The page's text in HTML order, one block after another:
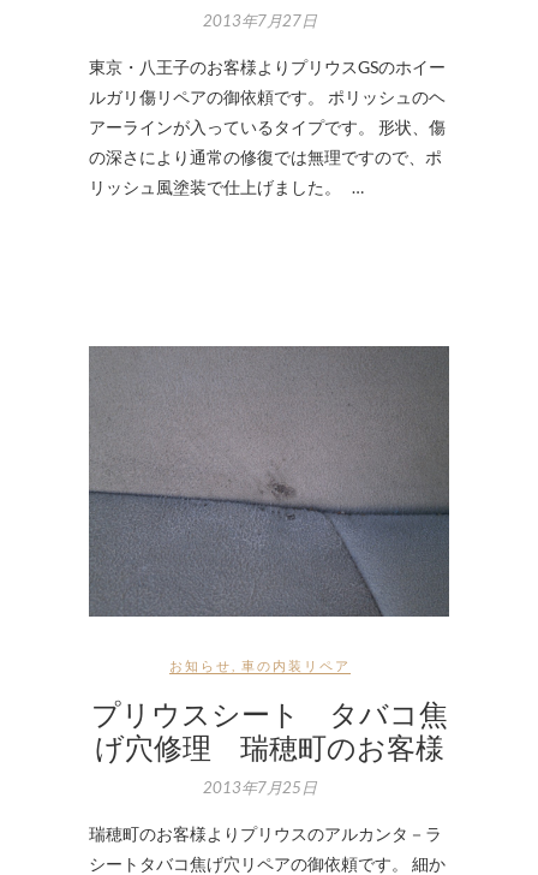
2013年7月27日
東京・八王子のお客様よりプリウスGSのホイー
ルガリ傷リペアの御依頼です。 ポリッシュのヘ
アーラインが入っているタイプです。 形状、傷
の深さにより通常の修復では無理ですので、ポ
リッシュ風塗装で仕上げました。 …
お知らせ 車の内装リペア
プリウスシート タバコ焦
げ穴修理 瑞穂町のお客様
2013年7月25日
瑞穂町のお客様よりプリウスのアルカンタ－ラ
シートタバコ焦げ穴リペアの御依頼です。 細か